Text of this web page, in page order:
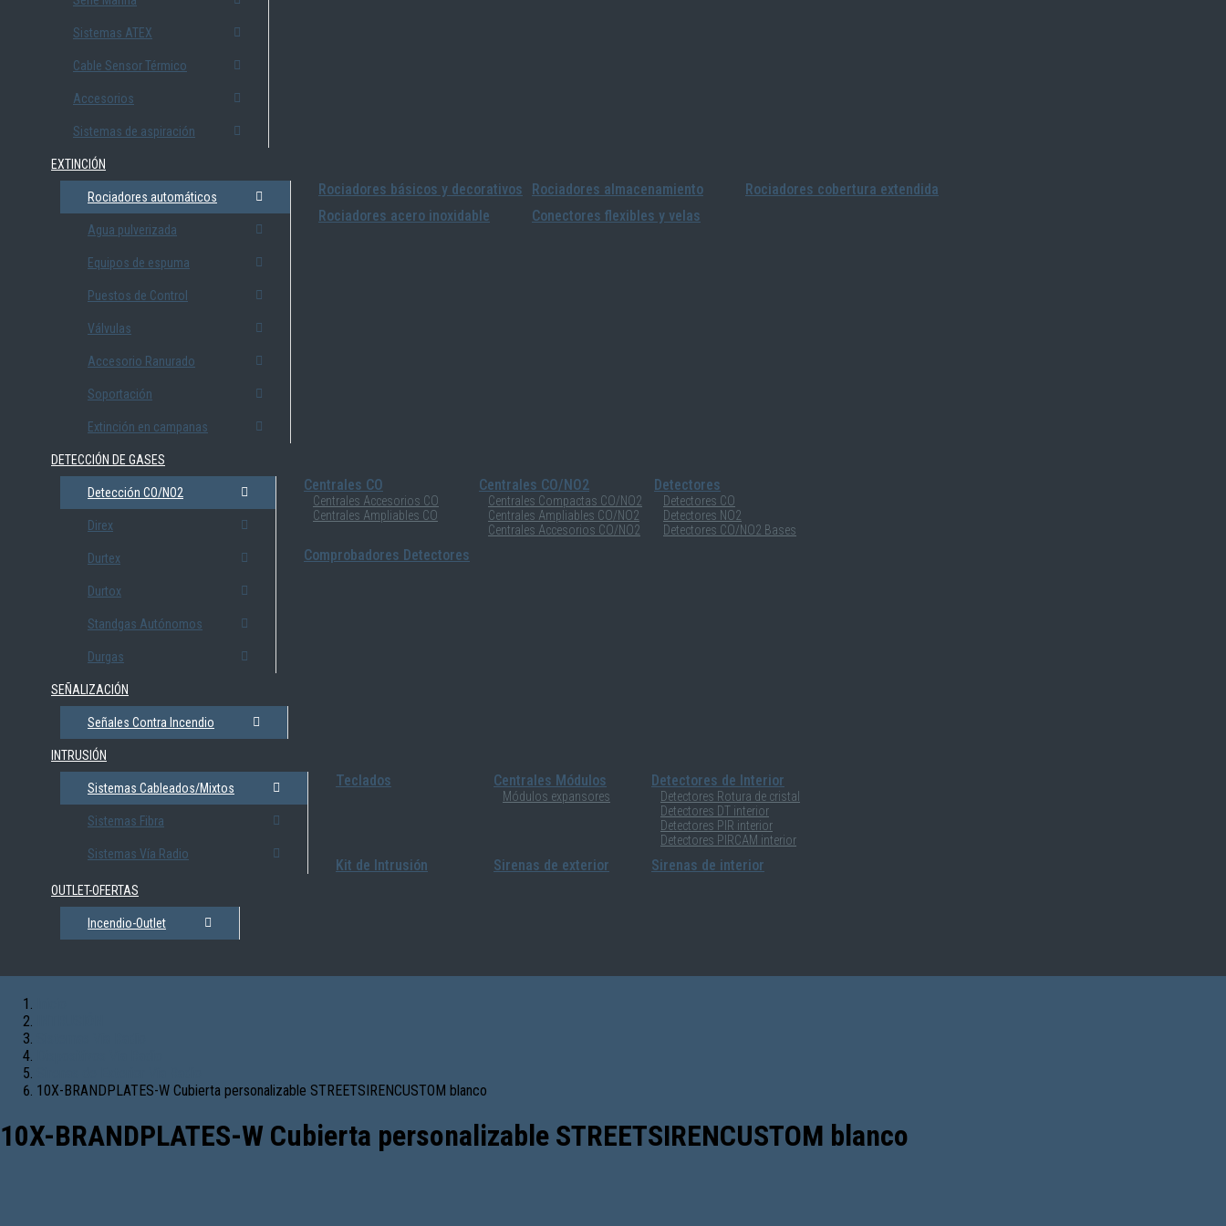
Sistemas ATEX
Cable Sensor Térmico
Accesorios
Sistemas de aspiración
EXTINCIÓN
Rociadores automáticos
Agua pulverizada
Equipos de espuma
Puestos de Control
Válvulas
Accesorio Ranurado
Soportación
Extinción en campanas
Rociadores básicos y decorativos Rociadores almacenamiento
Rociadores cobertura extendida
Rociadores acero inoxidable
Conectores flexibles y velas
DETECCIÓN DE GASES
Detección CO/NO2
Direx
Durtex
Durtox
Standgas Autónomos
Durgas
Centrales CO
Centrales Accesorios CO
Centrales Ampliables CO
Centrales CO/NO2
Centrales Compactas CO/NO2
Centrales Ampliables CO/NO2
Centrales Accesorios CO/NO2
Detectores
Detectores CO
Detectores NO2
Detectores CO/NO2 Bases
Comprobadores Detectores
SEÑALIZACIÓN
Señales Contra Incendio
INTRUSIÓN
Sistemas Cableados/Mixtos
Sistemas Fibra
Sistemas Vía Radio
Teclados Centrales Módulos
Módulos expansores
Detectores de Interior
Detectores Rotura de cristal
Detectores DT interior
Detectores PIR interior
Detectores PIRCAM interior
Kit de Intrusión Sirenas de exterior Sirenas de interior
OUTLET-OFERTAS
Incendio-Outlet
10X-BRANDPLATES-W Cubierta personalizable STREETSIRENCUSTOM blanco
10X-BRANDPLATES-W Cubierta personalizable STREETSIRENCUSTOM blanco